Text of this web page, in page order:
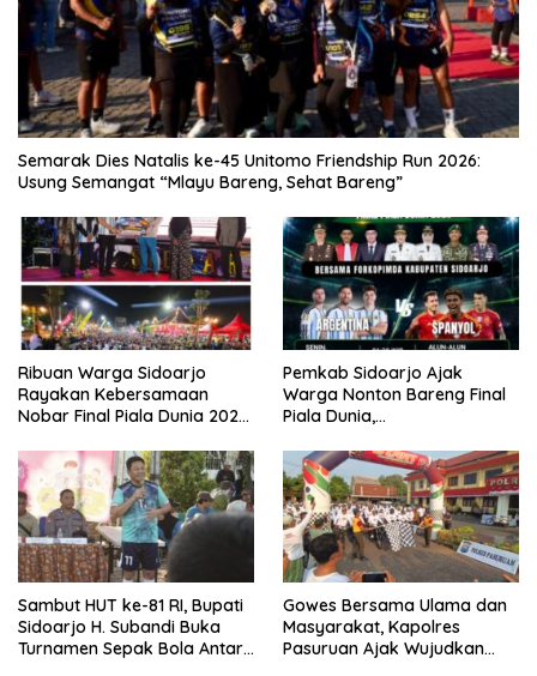
Semarak Dies Natalis ke-45 Unitomo Friendship Run 2026:
Usung Semangat “Mlayu Bareng, Sehat Bareng”
Ribuan Warga Sidoarjo
Rayakan Kebersamaan
Nobar Final Piala Dunia 2026
Forkopimda
Pemkab Sidoarjo Ajak
Warga Nonton Bareng Final
Piala Dunia,
Sambut HUT ke-81 RI, Bupati
Sidoarjo H. Subandi Buka
Turnamen Sepak Bola Antar
Gowes Bersama Ulama dan
Masyarakat, Kapolres
Pasuruan Ajak Wujudkan